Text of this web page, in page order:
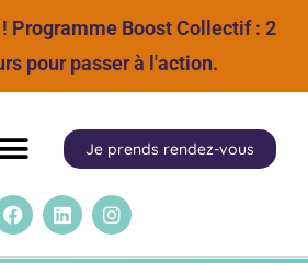
Programme Boost Collectif : 2
pour passer à l'action.
Je prends rendez-vous